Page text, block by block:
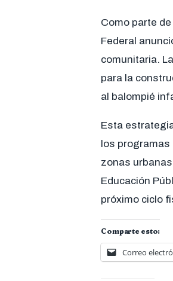
Como parte
Federal
comunitaria.
para la
al balompié
Esta
los
zonas
Educación
próximo ciclo
Comparte esto:
Correo